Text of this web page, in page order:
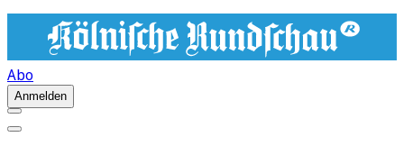
Abo
Anmelden